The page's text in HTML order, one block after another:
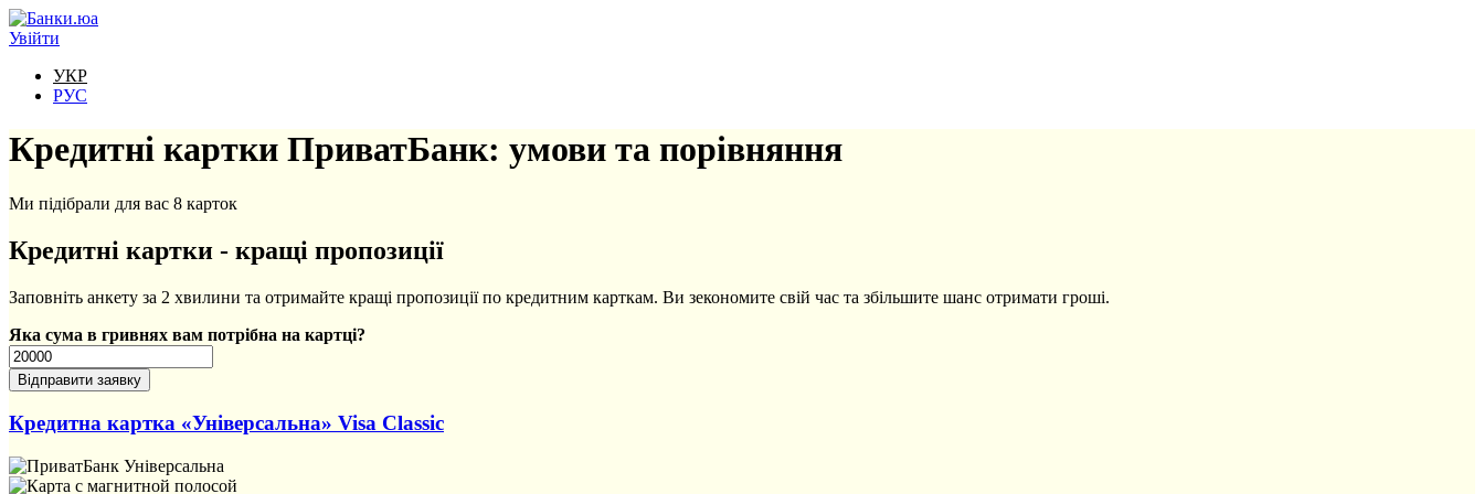
Перейти до основного вмісту
Увійти
УКР
РУС
Кредитні картки ПриватБанк: умови та порівняння
Ми підібрали для вас 8 карток
Кредитні картки - кращі пропозиції
Заповніть анкету за 2 хвилини та отримайте кращі пропозиції по кредитним карткам. Ви зекономите свій час та збільшите шанс отримати гроші.
Яка сума в гривнях вам потрібна на картці?
Кредитна картка «Універсальна» Visa Classic